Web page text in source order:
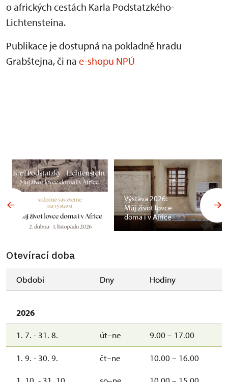
o afrických cestách Karla Podstatzkého-
Lichtensteina.
Publikace je dostupná na pokladně hradu
Grabštejna, či na e-shopu NPÚ
Výstava 2026:
Můj život lovce
doma i v Africe
Otevírací doba
Období Dny Hodiny
2026
1. 7. - 31. 8. út–ne 9.00 – 17.00
1. 9. - 30. 9. čt–ne 10.00 – 16.00